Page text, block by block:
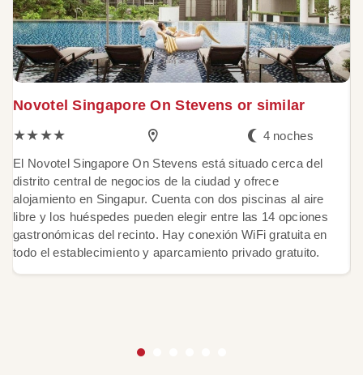
Novotel Singapore On Stevens or similar
★★★★
4 noches
El Novotel Singapore On Stevens está situado cerca del
distrito central de negocios de la ciudad y ofrece
alojamiento en Singapur. Cuenta con dos piscinas al aire
libre y los huéspedes pueden elegir entre las 14 opciones
gastronómicas del recinto. Hay conexión WiFi gratuita en
todo el establecimiento y aparcamiento privado gratuito.